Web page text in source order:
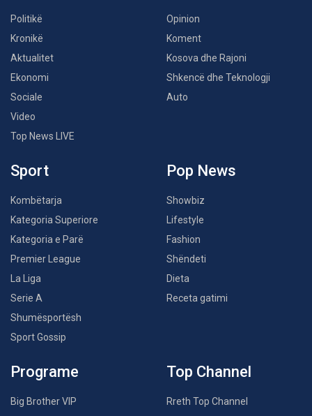
Politikë
Kronikë
Aktualitet
Ekonomi
Sociale
Video
Top News LIVE
Opinion
Koment
Kosova dhe Rajoni
Shkencë dhe Teknologji
Auto
Sport
Kombëtarja
Kategoria Superiore
Kategoria e Parë
Premier League
La Liga
Serie A
Shumësportësh
Sport Gossip
Pop News
Showbiz
Lifestyle
Fashion
Shëndeti
Dieta
Receta gatimi
Programe
Big Brother VIP
Top Channel
Rreth Top Channel